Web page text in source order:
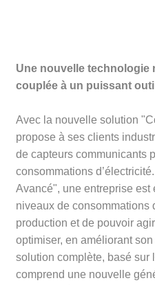
Une nouvelle technologie
couplée à un puissant
Avec la nouvelle solution
propose à ses clients
de capteurs communicants
consommations
Avancé", une entreprise
niveaux de consommations
production et de pouvoir
optimiser, en améliorant
solution complète, basé sur
comprend une nouvelle